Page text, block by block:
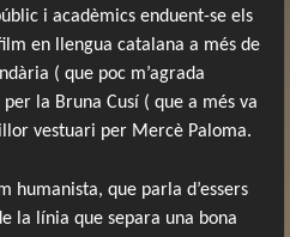
i acadèmics enduent-se els
en llengua catalana a més de
( que poc m’agrada
la Bruna Cusí ( que a més va
vestuari per Mercè Paloma.
humanista, que parla d’essers
la línia que separa una bona